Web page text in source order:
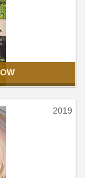
2019